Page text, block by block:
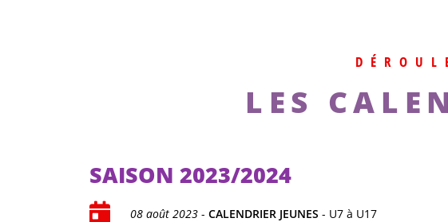
LES
SAISON 2023/2024
08 août 2023 - CALENDRIER JEUNES - U7 à U17